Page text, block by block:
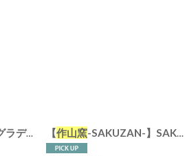
【SAKUZAN】-藍- グラデーション 碗 茶碗 ターコイズ ボール カップ お碗 【作山窯-SAKUZAN-】SAKUZAN DAYS Sara ストライプ カップ&ソーサー Stripe Cup&Saucer /リム皿/コーヒーカップ/サラ/カフェ/磁器/日本製/陶器